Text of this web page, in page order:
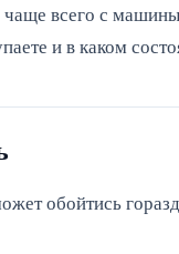
всего с
и в каком
обойтись